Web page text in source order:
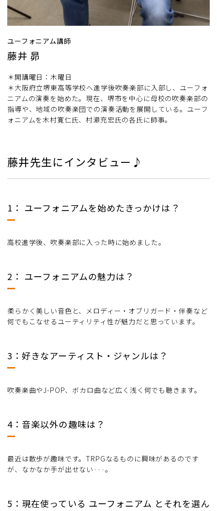
ユーフォニアム講師
藤井 昴
＊開講曜日：木曜日
＊大阪府立堺東高等学校へ進学後吹奏楽部に入部し、ユーフォ
ニアムの演奏を始めた。現在、堺市を中心に母校の吹奏楽部の
指導や、地域の吹奏楽団での演奏活動を展開している。ユーフ
ォニアムを木村寛仁氏、村瀬充宏氏の各氏に師事。
藤井先生にインタビュー♪
1： ユーフォニアムを始めたきっかけは？
高校進学後、吹奏楽部に入った時に始めました。
2： ユーフォニアムの魅力は？
柔らかく美しい音色と、メロディー・オブリガード・伴奏など
何でもこなせるユーティリティ性が魅力だと思っています。
3：好きなアーティスト・ジャンルは？
吹奏楽曲やJ-POP、ボカロ曲など広く浅く何でも聴きます。
4：音楽以外の趣味は？
最近は散歩が趣味です。TRPGなるものに興味があるのです
が、なかなか手が出せない···。
5：現在使っている ユーフォニアム とそれを選ん